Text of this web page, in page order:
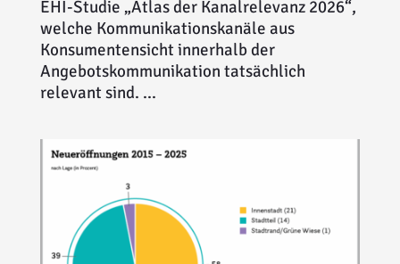
EHI-Studie „Atlas der Kanalrelevanz 2026“,
welche Kommunikationskanäle aus
Konsumentensicht innerhalb der
Angebotskommunikation tatsächlich
relevant sind. ...